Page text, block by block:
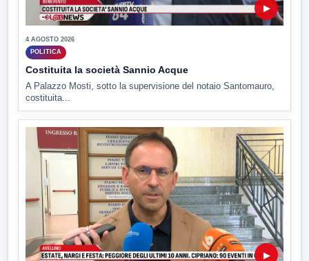
▶
4 AGOSTO 2026
POLITICA
Costituita la società Sannio Acque
A Palazzo Mosti, sotto la supervisione del notaio Santomauro,
costituita...
▶